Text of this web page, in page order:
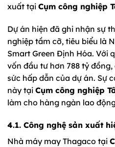
xuất tại Cụm công nghiệp
Dự án hiện đã ghi nhận sự
nghiệp tầm cỡ, tiêu biểu là
Smart Green Định Hóa. Với
vốn đầu tư hơn 788 tỷ
sức hấp dẫn của dự án. Sự
này tại Cụm công nghiệp
làm cho hàng ngàn lao
4.1. Công nghệ sản xuất
Nhà máy may Thagaco tại